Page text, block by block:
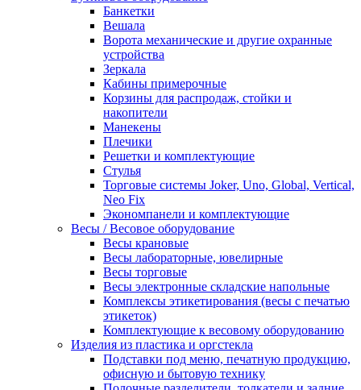
Банкетки
Вешала
Ворота механические и другие охранные
устройства
Зеркала
Кабины примерочные
Корзины для распродаж, стойки и
накопители
Манекены
Плечики
Решетки и комплектующие
Стулья
Торговые системы Joker, Uno, Global, Vertical,
Neo Fix
Экономпанели и комплектующие
Весы / Весовое оборудование
Весы крановые
Весы лабораторные, ювелирные
Весы торговые
Весы электронные складские напольные
Комплексы этикетирования (весы с печатью
этикеток)
Комплектующие к весовому оборудованию
Изделия из пластика и оргстекла
Подставки под меню, печатную продукцию,
офисную и бытовую технику